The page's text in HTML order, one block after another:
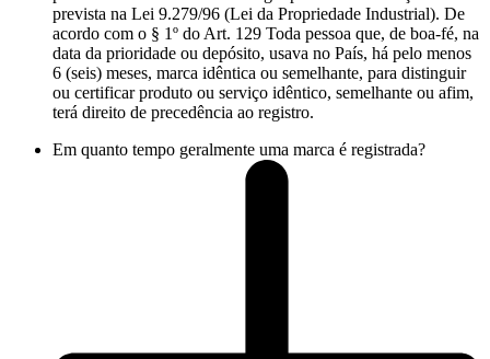
prevista na Lei 9.279/96 (Lei da Propriedade Industrial). De
acordo com o § 1º do Art. 129 Toda pessoa que, de boa-fé, na
data da prioridade ou depósito, usava no País, há pelo menos
6 (seis) meses, marca idêntica ou semelhante, para distinguir
ou certificar produto ou serviço idêntico, semelhante ou afim,
terá direito de precedência ao registro.
Em quanto tempo geralmente uma marca é registrada?